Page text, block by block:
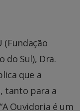
(Fundação
do Sul), Dra.
que a
tanto para a
Ouvidoria é um